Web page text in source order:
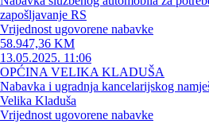
zapošljavanje RS
Vrijednost ugovorene nabavke
58.947,36 KM
13.05.2025. 11:06
OPĆINA VELIKA KLADUŠA
Nabavka i ugradnja kancelarijskog
Velika Kladuša
Vrijednost ugovorene nabavke